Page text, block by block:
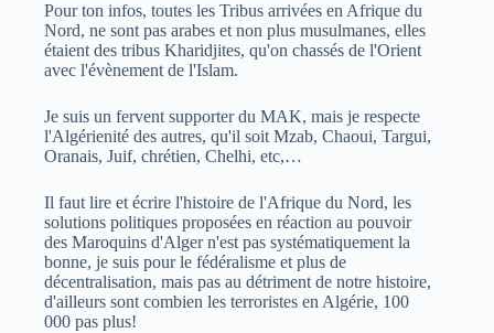
Pour ton infos, toutes les Tribus arrivées en Afrique du
Nord, ne sont pas arabes et non plus musulmanes, elles
étaient des tribus Kharidjites, qu'on chassés de l'Orient
avec l'évènement de l'Islam.
Je suis un fervent supporter du MAK, mais je respecte
l'Algérienité des autres, qu'il soit Mzab, Chaoui, Targui,
Oranais, Juif, chrétien, Chelhi, etc,…
Il faut lire et écrire l'histoire de l'Afrique du Nord, les
solutions politiques proposées en réaction au pouvoir
des Maroquins d'Alger n'est pas systématiquement la
bonne, je suis pour le fédéralisme et plus de
décentralisation, mais pas au détriment de notre histoire,
d'ailleurs sont combien les terroristes en Algérie, 100
000 pas plus!